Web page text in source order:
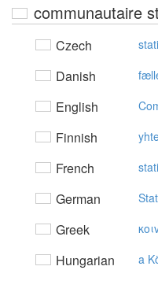
communautaire
Czech
Danish
English
Finnish
French
German
Greek
Hungarian a